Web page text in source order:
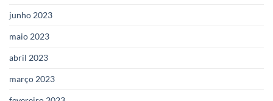
junho 2023
maio 2023
abril 2023
março 2023